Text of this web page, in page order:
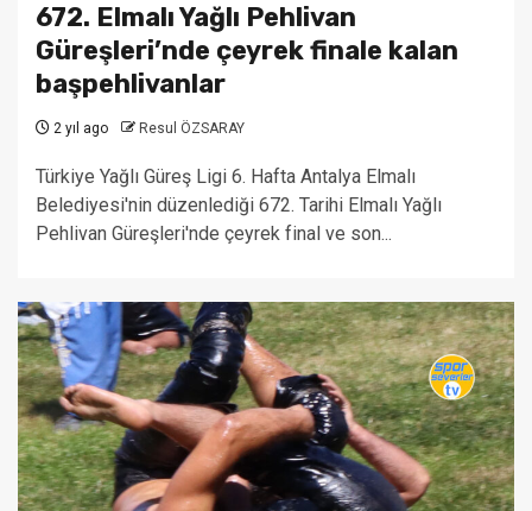
672. Elmalı Yağlı Pehlivan
Güreşleri’nde çeyrek finale kalan
başpehlivanlar
2 yıl ago Resul ÖZSARAY
Türkiye Yağlı Güreş Ligi 6. Hafta Antalya Elmalı
Belediyesi'nin düzenlediği 672. Tarihi Elmalı Yağlı
Pehlivan Güreşleri'nde çeyrek final ve son...